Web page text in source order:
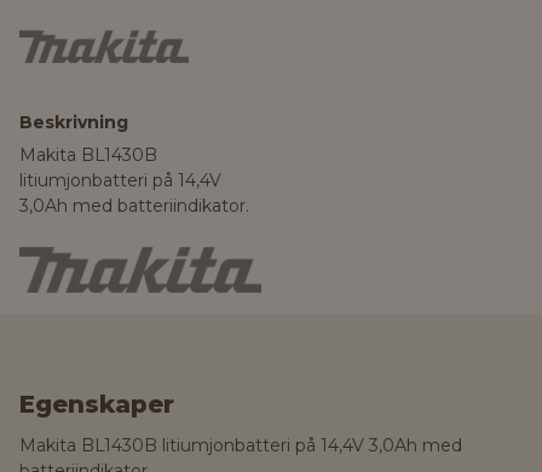
Beskrivning
Makita BL1430B
litiumjonbatteri på 14,4V
3,0Ah med batteriindikator.
Egenskaper
Makita BL1430B litiumjonbatteri på 14,4V 3,0Ah med